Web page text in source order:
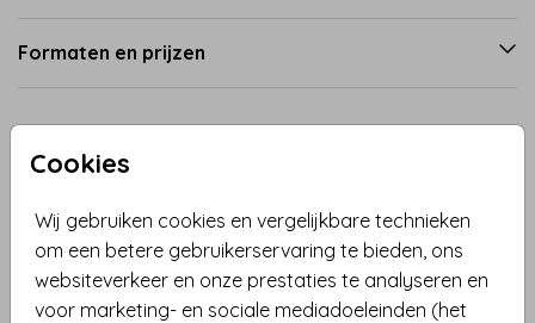
Cookies
Wij gebruiken cookies en vergelijkbare technieken
om een betere gebruikerservaring te bieden, ons
websiteverkeer en onze prestaties te analyseren en
voor marketing- en sociale mediadoeleinden (het
Formaten en prijzen
Productinformatie
Omschrijving
Hippe kerstkaart met kraft look en een vleugje
glamour, een illustratie van kaarsjes met stippen en
sterren. Handlettering tekst. (Geen goudfolie of echte